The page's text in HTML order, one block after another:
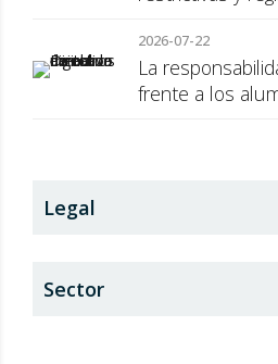
2026-07-22
La
frente a los
Legal
Sector